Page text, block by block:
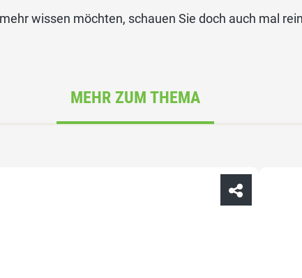
wissen möchten, schauen Sie doch auch mal
MEHR ZUM THEMA